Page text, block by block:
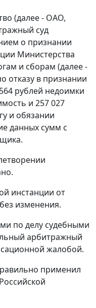
(далее - ОАО,
суд
о признании
Министерства
и сборам (далее -
отказу в признании
рублей недоимки
и 257 027
и обязании
данных сумм с
инстанции от
изменения.
по делу судебными
арбитражный
жалобой.
применил